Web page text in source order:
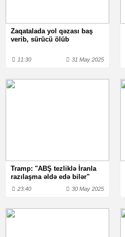
Zaqatalada yol qəzası baş
verib, sürücü ölüb
11:30 31 May 2025
Tramp: "ABŞ tezliklə İranla
razılaşma əldə edə bilər"
23:40 30 May 2025